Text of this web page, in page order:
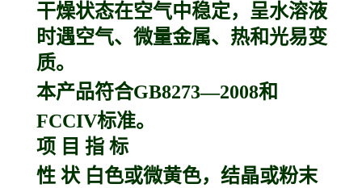
干燥状态在空气中稳定，呈水溶液
时遇空气、微量金属、热和光易变
质。
本产品符合GB8273—2008和
FCCIV标准。
项 目 指 标
性 状 白色或微黄色，结晶或粉末